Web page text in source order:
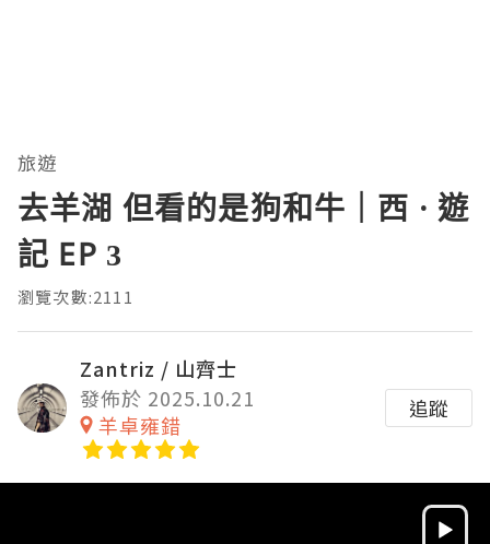
旅遊
去羊湖 但看的是狗和牛｜西 · 遊
記 EP 3
瀏覽次數:2111
Zantriz / 山齊士
發佈於 2025.10.21
羊卓雍錯
追蹤